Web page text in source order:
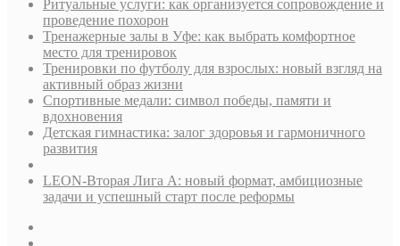
Ритуальные услуги: как организуется сопровождение и
проведение похорон
Тренажерные залы в Уфе: как выбрать комфортное
место для тренировок
Тренировки по футболу для взрослых: новый взгляд на
активный образ жизни
Спортивные медали: символ победы, памяти и
вдохновения
Детская гимнастика: залог здоровья и гармоничного
развития
LEON-Вторая Лига А: новый формат, амбициозные
задачи и успешный старт после реформы